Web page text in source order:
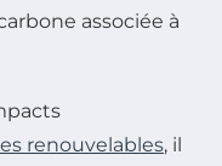
associée à
renouvelables, il